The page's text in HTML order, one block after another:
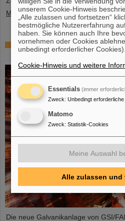
Mehr »
Glänzender Fortschritt:
neuen Alvarez erfolgreich
Die neue Galvanikanlage von GSI/
unserem Cookie-Hinweis
„Alle zulassen und fortsetzen“
bestmögliche Nutzererfahrung
haben. Sie können auch Ihre
vornehmen oder Cookies
unbedingt erforderlicher Cookies).
Cookie-Hinweis und weitere
Essentials (immer
Zweck: Unbedingt
Matomo
Zweck: Statistik-Cookies
Meine Auswahl
Alle zulassen und